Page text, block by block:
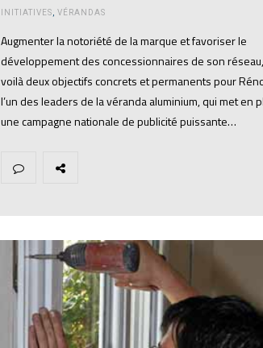
INITIATIVES VÉRANDAS
Augmenter la notoriété de la marque et favoriser le
développement des concessionnaires de son réseau,
voilà deux objectifs concrets et permanents pour
l’un des leaders de la véranda aluminium, qui met en
une campagne nationale de publicité puissante…